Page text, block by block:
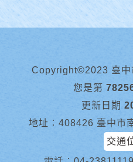
Copyright©2023 臺中
您是第
更新日期
地址︰408426 臺中市
交通